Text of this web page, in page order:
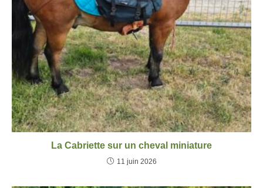
La Cabriette sur un cheval miniature
11 juin 2026